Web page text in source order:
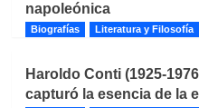
napoleónica
Biografías Literatura y Filosofía
Haroldo Conti (1925-
capturó la esencia de la